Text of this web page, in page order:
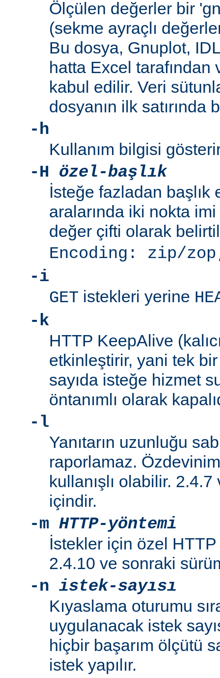
Ölçülen değerler bir
(sekme ayraçlı
Bu dosya, Gnuplot,
hatta Excel tarafından
kabul edilir. Veri
dosyanın ilk satırında
-h
Kullanım bilgisi
-H özel-başlık
İsteğe fazladan başlık
aralarında iki nokta
değer çifti olarak
Encoding: zip/
-i
GET istekleri yerine
-k
HTTP KeepAlive
etkinleştirir, yani tek
sayıda isteğe hizmet
öntanımlı olarak
-l
Yanıtarın uzunluğu
raporlamaz.
kullanışlı olabilir.
içindir.
-m HTTP-yöntemi
İstekler için özel
2.4.10 ve sonraki
-n istek-sayısı
Kıyaslama oturumu
uygulanacak istek
hiçbir başarım ölçütü
istek yapılır.